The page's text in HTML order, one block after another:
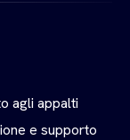
agli appalti
e supporto